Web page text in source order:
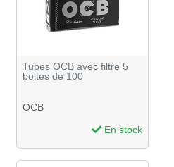
Tubes OCB avec filtre 5
boites de 100
OCB
En stock